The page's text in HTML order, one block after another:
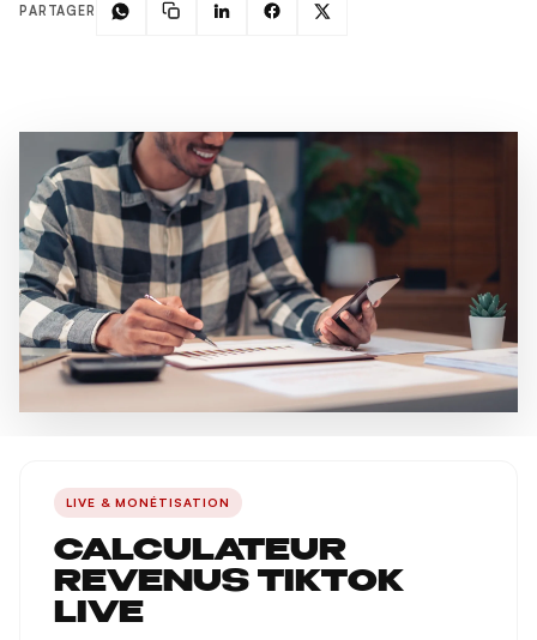
PARTAGER
LIVE & MONÉTISATION
CALCULATEUR
REVENUS TIKTOK
LIVE